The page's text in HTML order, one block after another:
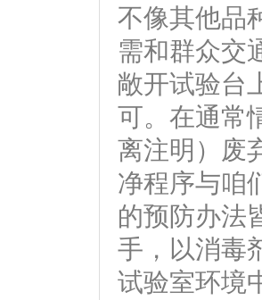
不像其他品
需和群众交
敞开试验台
可。在通常
离注明）废
净程序与咱
的预防办法
手，以消毒
试验室环境